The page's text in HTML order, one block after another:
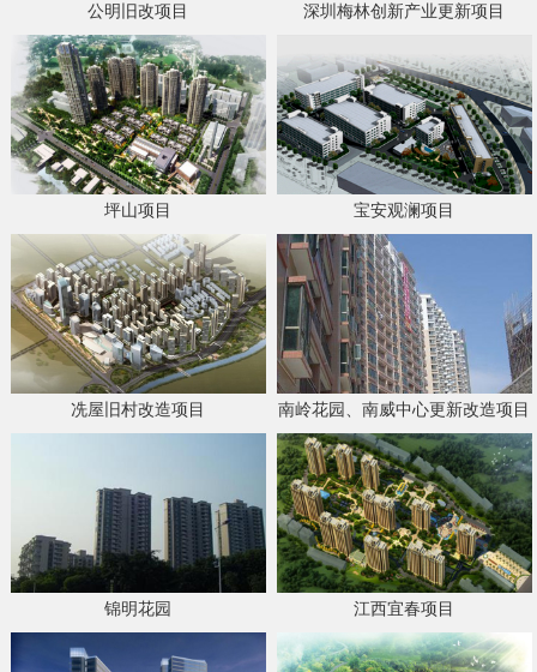
公明旧改项目 深圳梅林创新产业更新项目
坪山项目 宝安观澜项目
冼屋旧村改造项目 南岭花园、南威中心更新改造项目
锦明花园 江西宜春项目